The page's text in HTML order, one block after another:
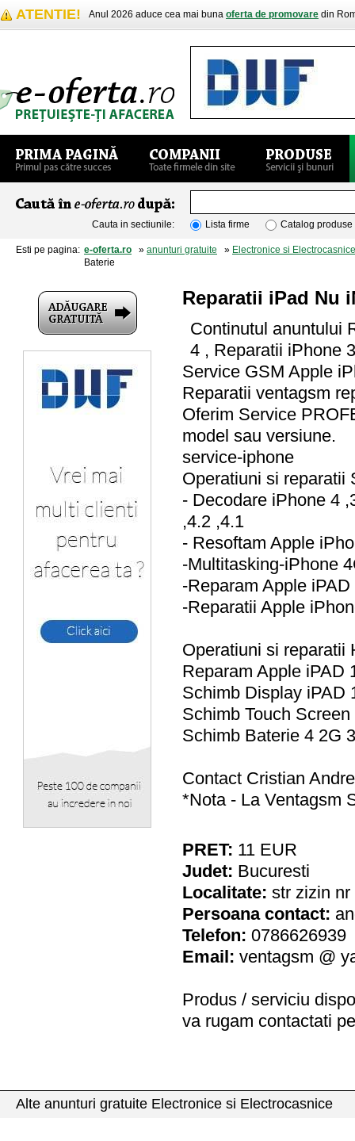
ATENTIE! Anul 2026 aduce cea mai buna oferta de promovare din
Cauta in sectiunile: Lista firme Catalog produse
Esti pe pagina: e-oferta.ro » anunturi gratuite » Electronice si Electrocasnice
Baterie
Reparatii iPad Nu
Continutul anuntului
4 , Reparatii iPhone
Service GSM Apple
Reparatii ventagsm
Oferim Service
model sau versiune.
service-iphone
Operatiuni si reparatii
- Decodare iPhone 4
,4.2 ,4.1
- Resoftam Apple
-Multitasking-iPhone
-Reparam Apple
-Reparatii Apple
Operatiuni si reparatii
Reparam Apple iPAD
Schimb Display iPAD
Schimb Touch
Schimb Baterie 4 2G
Contact Cristian
*Nota - La Ventagsm
PRET: 11 EUR
Judet: Bucuresti
Localitate: str zizin nr
Persoana contact:
Telefon: 0786626939
Email: ventagsm @
Produs / serviciu
va rugam contactati
Alte anunturi gratuite Electronice si Electrocasnice